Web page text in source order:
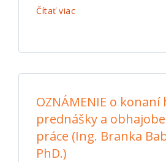
Čítať viac
OZNÁMENIE o
prednášky a
práce (Ing. Branka
PhD.)